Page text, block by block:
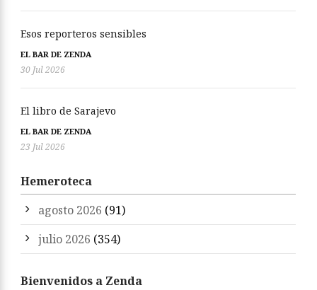
Esos reporteros sensibles
EL BAR DE ZENDA
30 Jul 2026
El libro de Sarajevo
EL BAR DE ZENDA
23 Jul 2026
Hemeroteca
agosto 2026 (91)
julio 2026 (354)
Bienvenidos a Zenda